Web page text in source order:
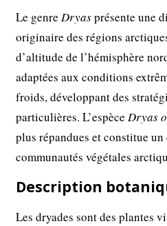
Le genreDryasprésente une
originaire des régions
d’altitude de l’hémisphère
adaptées aux conditions
froids, développant des
particulières. L’espèceDryas
plus répandues et constitue
communautés végétales
Description
Les dryades sont des plantes